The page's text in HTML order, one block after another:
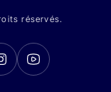
réservés.